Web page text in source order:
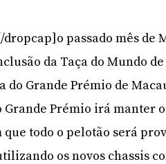
passado mês de
da Taça do Mundo
do Grande Prémio de
Prémio irá manter
que todo o pelotão será
os novos chassis